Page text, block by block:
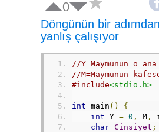
0
Döngünün bir
yanlış çalışıyor
//Y=Maymunun o
//M=Maymunun
#include<stdio.h>
int main ()
{
int Y = 0 , M , i
char Cinsiyet ;